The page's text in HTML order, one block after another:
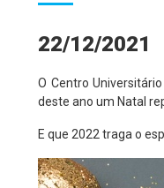
22/12/2021
O Centro
deste ano um Natal
E que 2022 traga o